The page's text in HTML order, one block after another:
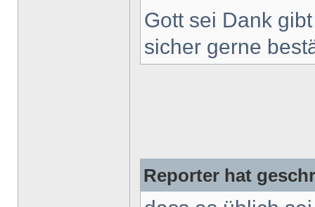
Gott sei Dank
sicher gerne
Reporter hat